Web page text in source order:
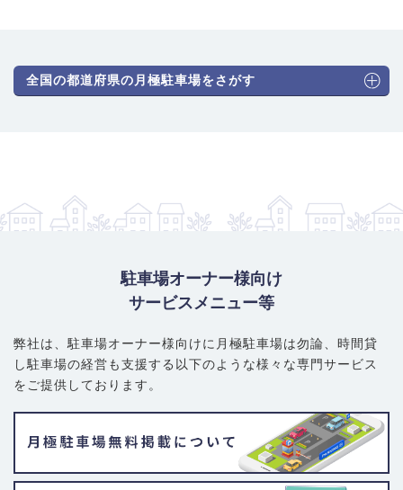
全国の都道府県の月極駐車場をさがす
駐車場オーナー様向け
サービスメニュー等
弊社は、駐車場オーナー様向けに月極駐車場は勿論、 時間貸
し駐車場の経営も支援する以下のような様々な専門サービス
をご提供しております。